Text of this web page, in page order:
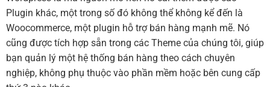
Plugin khác, một trong số đó không thể không kể đến là
Woocommerce, một plugin hỗ trợ bán hàng mạnh mẽ. Nó
cũng được tích hợp sẵn trong các Theme của chúng tôi, giúp
bạn quản lý một hệ thống bán hàng theo cách chuyên
nghiệp, không phụ thuộc vào phần mềm hoặc bên cung cấp